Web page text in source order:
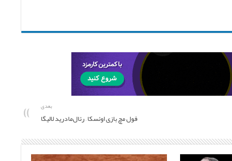
بعدی
فول مچ بازی اوئسکا – رئال‌مادرید لالیگا